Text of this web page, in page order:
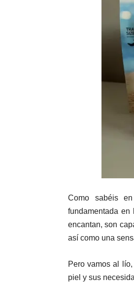
Como sabéis
fundamentada
encantan, son
así como una
Pero vamos al
piel y sus